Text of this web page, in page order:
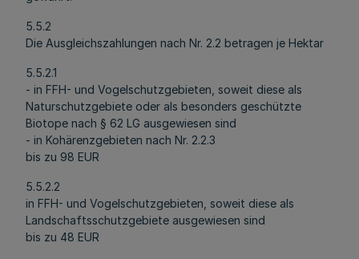
5.5.2
Die Ausgleichszahlungen nach Nr. 2.2 betragen je Hektar
5.5.2.1
- in FFH- und Vogelschutzgebieten, soweit diese als
Naturschutzgebiete oder als besonders geschützte
Biotope nach § 62 LG ausgewiesen sind
- in Kohärenzgebieten nach Nr. 2.2.3
bis zu 98 EUR
5.5.2.2
in FFH- und Vogelschutzgebieten, soweit diese als
Landschaftsschutzgebiete ausgewiesen sind
bis zu 48 EUR